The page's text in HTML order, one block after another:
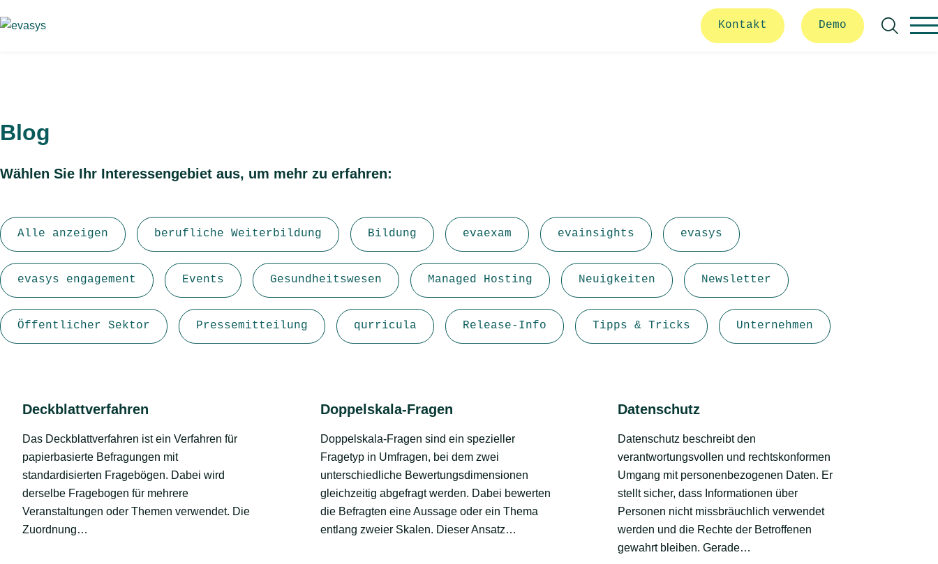
Kontakt Demo
Blog
Wählen Sie Ihr Interessengebiet aus, um mehr zu erfahren:
Alle anzeigen berufliche Weiterbildung Bildung evaexam evainsights evasys
evasys engagement Events Gesundheitswesen Managed Hosting Neuigkeiten Newsletter
Öffentlicher Sektor Pressemitteilung qurricula Release-Info Tipps & Tricks Unternehmen
Deckblattverfahren
Das Deckblattverfahren ist ein Verfahren für
papierbasierte Befragungen mit
standardisierten Fragebögen. Dabei wird
derselbe Fragebogen für mehrere
Veranstaltungen oder Themen verwendet. Die
Zuordnung…
Doppelskala-Fragen
Doppelskala-Fragen sind ein spezieller
Fragetyp in Umfragen, bei dem zwei
unterschiedliche Bewertungsdimensionen
gleichzeitig abgefragt werden. Dabei bewerten
die Befragten eine Aussage oder ein Thema
entlang zweier Skalen. Dieser Ansatz…
Datenschutz
Datenschutz beschreibt den
verantwortungsvollen und rechtskonformen
Umgang mit personenbezogenen Daten. Er
stellt sicher, dass Informationen über
Personen nicht missbräuchlich verwendet
werden und die Rechte der Betroffenen
gewahrt bleiben. Gerade…